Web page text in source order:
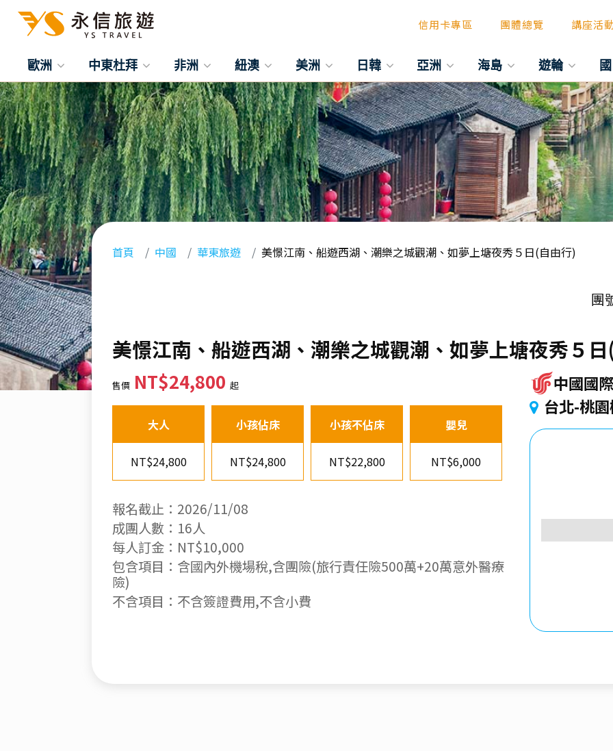
信用卡專區 團體總覽 講座活
歐洲 中東杜拜 非洲 紐澳 美洲 日韓 亞洲 海島 遊輪
首頁 中國 華東旅遊 美憬江南、船遊西湖、潮樂之城觀潮、如夢上塘夜秀５日(自由行)
團
美憬江南、船遊西湖、潮樂之城觀潮、如夢上塘夜秀５
售價 NT$24,800起
大人
NT$24,800
小孩佔床
NT$24,800
小孩不佔床
NT$22,800
嬰兒
NT$6,000
報名截止：2026/11/08
成團人數：16人
每人訂金：NT$10,000
包含項目：含國內外機場稅,含團險(旅行責任險500萬+20萬意外醫療
險)
不含項目：不含簽證費用,不含小費
中國國
台北-桃